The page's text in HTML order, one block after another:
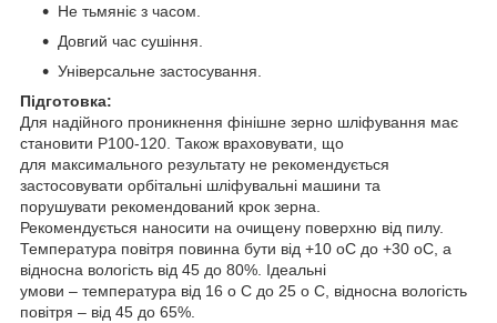
Не тьмяніє з часом.
Довгий час сушіння.
Універсальне застосування.
Підготовка:
Для надійного проникнення фінішне зерно шліфування має
становити Р100-120. Також враховувати, що
для максимального результату не рекомендується
застосовувати орбітальні шліфувальні машини та
порушувати рекомендований крок зерна.
Рекомендується наносити на очищену поверхню від пилу.
Температура повітря повинна бути від +10 oC до +30 oC, а
відносна вологість від 45 до 80%. Ідеальні
умови – температура від 16 o C до 25 o C, відносна вологість
повітря – від 45 до 65%.